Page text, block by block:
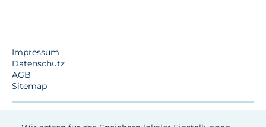
Impressum
Datenschutz
AGB
Sitemap